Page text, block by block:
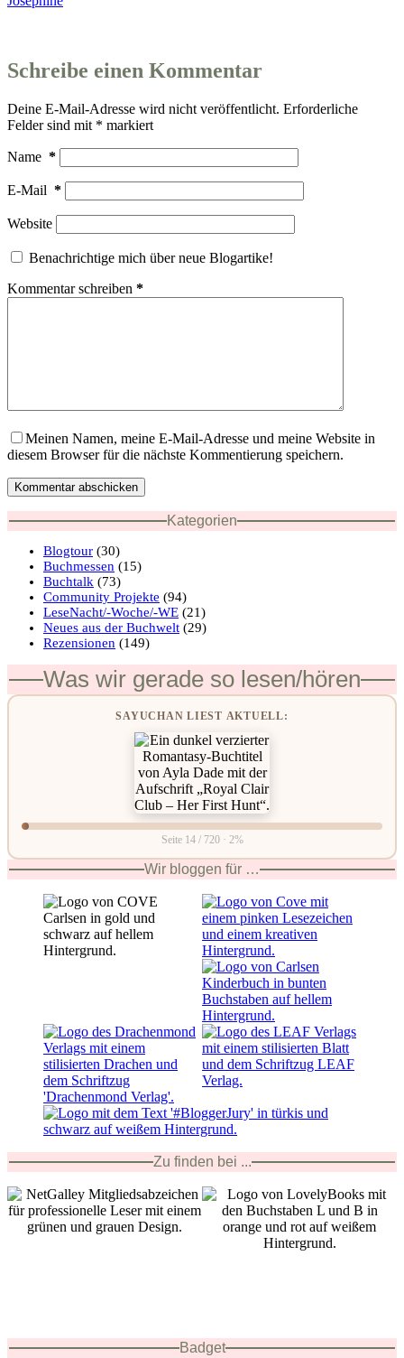
Schreibe einen Kommentar
Deine E-Mail-Adresse wird nicht veröffentlicht. Erforderliche
Felder sind mit * markiert
Name *
E-Mail *
Website
Benachrichtige mich über neue Blogartike!
Kommentar schreiben *
Meinen Namen, meine E-Mail-Adresse und meine Website in
diesem Browser für die nächste Kommentierung speichern.
Kommentar abschicken
Kategorien
Blogtour (30)
Buchmessen (15)
Buchtalk (73)
Community Projekte (94)
LeseNacht/-Woche/-WE (21)
Neues aus der Buchwelt (29)
Rezensionen (149)
Was wir gerade so lesen/hören
SAYUCHAN LIEST AKTUELL:
Seite 14 / 720 · 2%
Wir bloggen für …
Zu finden bei ...
Badget